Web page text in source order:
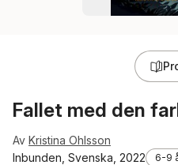
Fallet med den
Av Kristina Ohlsson
Inbunden, Svenska, 2022
6-9